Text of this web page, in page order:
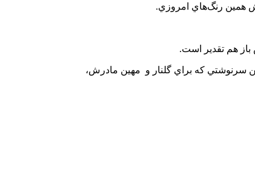
همين رنگ‌هاي امروزي.
باز هم تقدير است.
سرنوشتي كه براي گلنار و مهين مادرش،